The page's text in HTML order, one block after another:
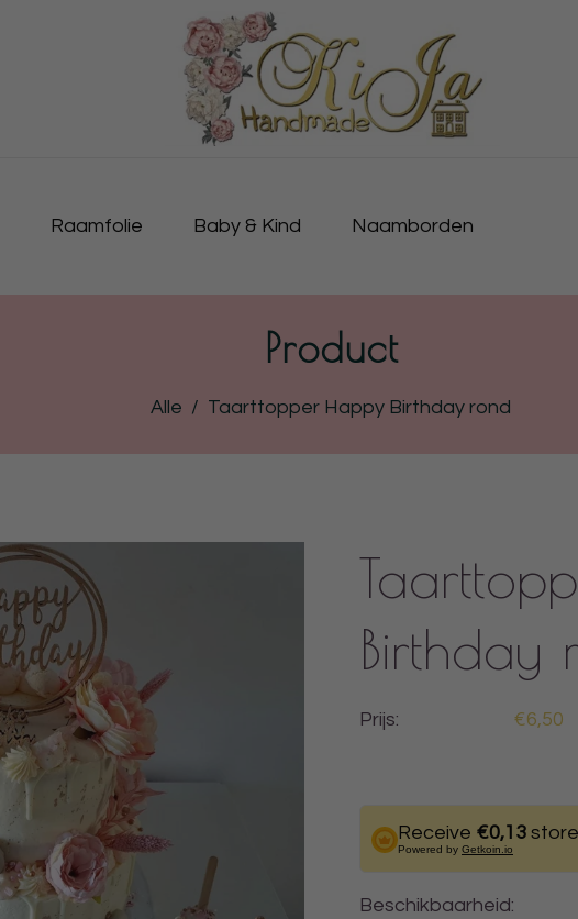
Raamfolie Baby & Kind Naamborden
Product
Alle / Taarttopper Happy Birthday rond
Birthday
Prijs: €6,50
Receive €0,13
Powered by Getkoin.io
Beschikbaarheid: